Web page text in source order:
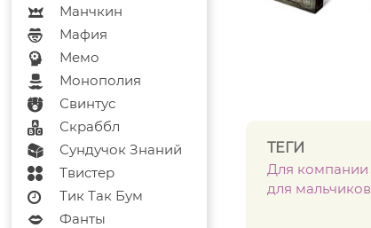
Манчкин
Мафия
Мемо
Монополия
Свинтус
Скраббл
Сундучок Знаний
Твистер
Тик Так Бум
Фанты
ТЕГИ
Для компании
для мальчиков